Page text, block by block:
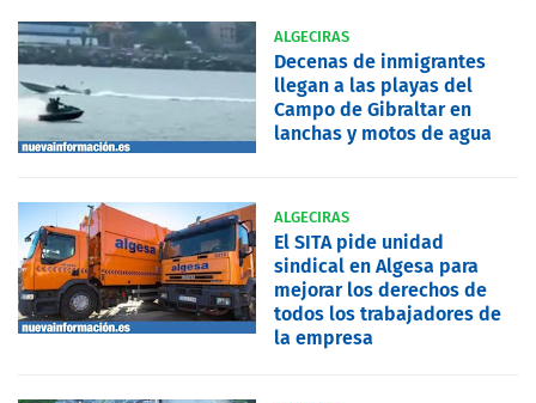
ALGECIRAS
Decenas de inmigrantes
llegan a las playas del
Campo de Gibraltar en
lanchas y motos de agua
ALGECIRAS
El SITA pide unidad
sindical en Algesa para
mejorar los derechos de
todos los trabajadores de
la empresa